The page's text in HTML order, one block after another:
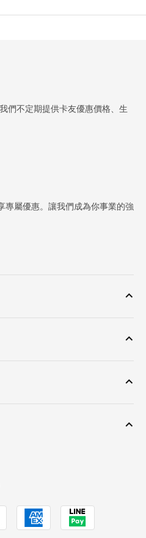
們不定期提供卡友優惠價格、生
專屬優惠。讓我們成為你事業的強